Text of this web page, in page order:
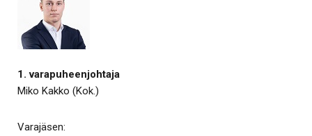
1. varapuheenjohtaja
Miko Kakko (Kok.)
Varajäsen: